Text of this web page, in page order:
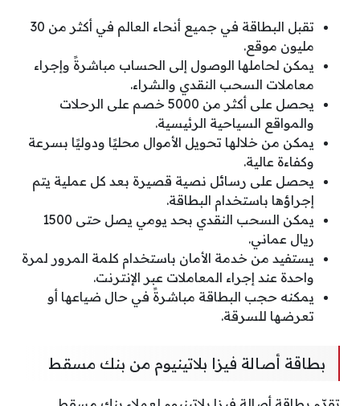
تقبل البطاقة في جميع أنحاء العالم في أكثر من 30
مليون موقع.
يمكن لحاملها الوصول إلى الحساب مباشرةً وإجراء
معاملات السحب النقدي والشراء.
يحصل على أكثر من 5000 خصم على الرحلات
والمواقع السياحية الرئيسية.
يمكن من خلالها تحويل الأموال محليًا ودوليًا بسرعة
وكفاءة عالية.
يحصل على رسائل نصية قصيرة بعد كل عملية يتم
إجراؤها باستخدام البطاقة.
يمكن السحب النقدي بحد يومي يصل حتى 1500
ريال عماني.
يستفيد من خدمة الأمان باستخدام كلمة المرور لمرة
واحدة عند إجراء المعاملات عبر الإنترنت.
يمكنه حجب البطاقة مباشرةً في حال ضياعها أو
تعرضها للسرقة.
بطاقة أصالة فيزا بلاتينيوم من بنك مسقط